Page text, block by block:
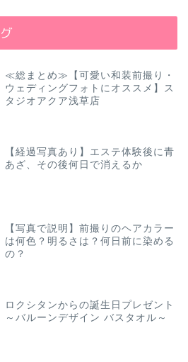
≪総まとめ≫【可愛い和装前撮り・
ウェディングフォトにオススメ】ス
タジオアクア浅草店
【経過写真あり】エステ体験後に青
あざ、その後何日で消えるか
【写真で説明】前撮りのヘアカラー
は何色？明るさは？何日前に染める
の？
ロクシタンからの誕生日プレゼント
～バルーンデザイン バスタオル～